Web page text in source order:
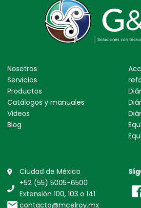
Nosotros
Servicios
Productos
Catálogos y manuales
Videos
Blog
Ciudad de México
+52 (55) 5005-6500
Extensión 100, 103 o 141
contacto@mcelroy.mx